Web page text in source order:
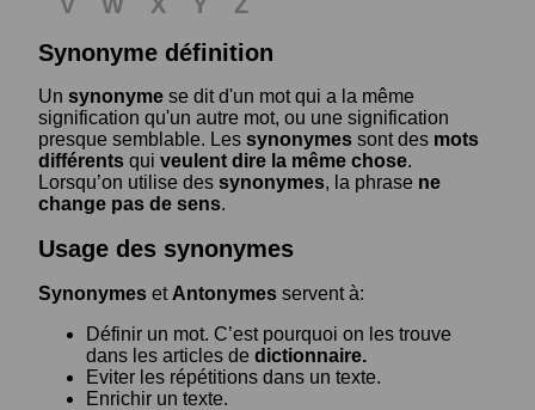
Synonyme définition
Un synonyme se dit d'un mot qui a la même
signification qu'un autre mot, ou une signification
presque semblable. Les synonymes sont des mots
différents qui veulent dire la même chose.
Lorsqu’on utilise des synonymes, la phrase ne
change pas de sens.
Usage des synonymes
Synonymes et Antonymes servent à:
Définir un mot. C’est pourquoi on les trouve
dans les articles de dictionnaire.
Eviter les répétitions dans un texte.
Enrichir un texte.